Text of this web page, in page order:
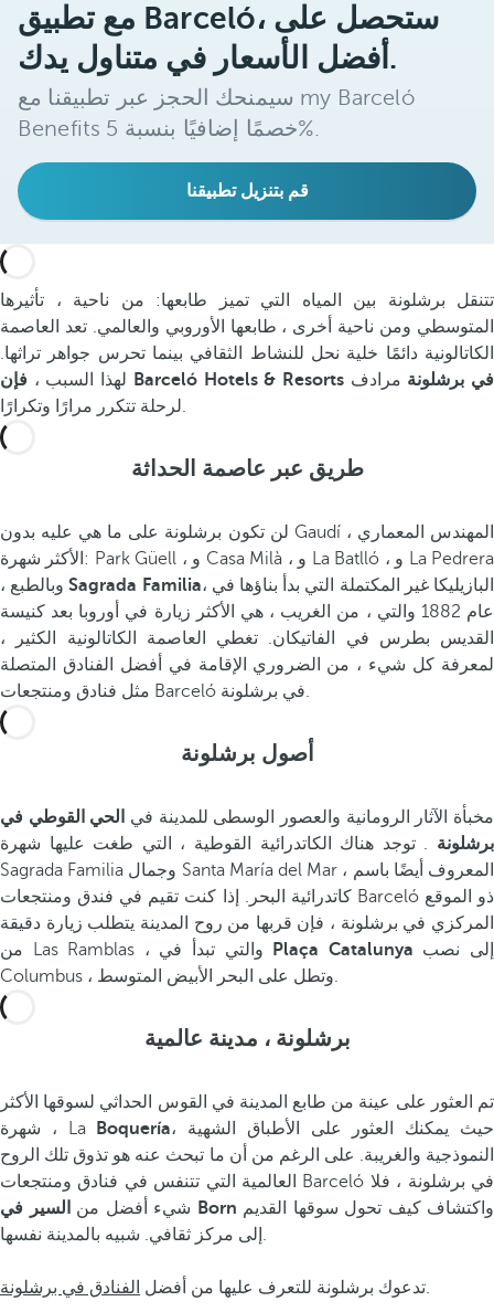
مع تطبيق Barceló، ستحصل على
أفضل الأسعار في متناول يدك.
سيمنحك الحجز عبر تطبيقنا مع my Barceló
Benefits خصمًا إضافيًا بنسبة 5%.
قم بتنزيل تطبيقنا
تتنقل برشلونة بين المياه التي تميز طابعها: من ناحية ، تأثيرها
المتوسطي ومن ناحية أخرى ، طابعها الأوروبي والعالمي. تعد العاصمة
الكاتالونية دائمًا خلية نحل للنشاط الثقافي بينما تحرس جواهر تراثها.
لهذا السبب ،
فإن Barceló Hotels & Resorts في برشلونة مرادف
لرحلة تتكرر مرارًا وتكرارًا.
طريق عبر عاصمة الحداثة
لن تكون برشلونة على ما هي عليه بدون Gaudí ، المهندس المعماري
الأكثر شهرة: Park Güell ، و Casa Milà ، و La Batlló ، و La Pedrera
، وبالطبعSagrada Familia، البازيليكا غير المكتملة التي بدأ بناؤها في
عام 1882 والتي ، من الغريب ، هي الأكثر زيارة في أوروبا بعد كنيسة
القديس بطرس في الفاتيكان. تغطي العاصمة الكاتالونية الكثير ،
لمعرفة كل شيء ، من الضروري الإقامة في أفضل الفنادق المتصلة
مثل فنادق ومنتجعات Barceló في برشلونة.
أصول برشلونة
مخبأة الآثار الرومانية والعصور الوسطى للمدينة في الحي القوطي في
برشلونة . توجد هناك الكاتدرائية القوطية ، التي طغت عليها شهرة
Sagrada Familia وجمال Santa María del Mar ، المعروف أيضًا باسم
كاتدرائية البحر. إذا كنت تقيم في فندق ومنتجعات Barceló ذو الموقع
المركزي في برشلونة ، فإن قربها من روح المدينة يتطلب زيارة دقيقة
Plaça Catalunya
Columbus ، وتطل على البحر الأبيض المتوسط.
برشلونة ، مدينة عالمية
تم العثور على عينة من طابع المدينة في القوس الحداثي لسوقها الأكثر
شهرة ، La
Boquería، حيث يمكنك العثور على الأطباق الشهية
النموذجية والغريبة. على الرغم من أن ما تبحث عنه هو تذوق تلك الروح
العالمية التي تتنفس في فنادق ومنتجعات Barceló في برشلونة ، فلا
شيء أفضل من السير في Born
إلى مركز ثقافي. شبيه بالمدينة نفسها.
تدعوك برشلونة للتعرف عليها من أفضل الفنادق في برشلونة .